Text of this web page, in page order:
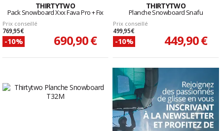
THIRTYTWO
Pack Snowboard Xxx Fava Pro + Fix
Prix conseillé
769,95 €
-10% 690,90 €
THIRTYTWO
Planche Snowboard Snafu
Prix conseillé
499,95 €
-10% 449,90 €